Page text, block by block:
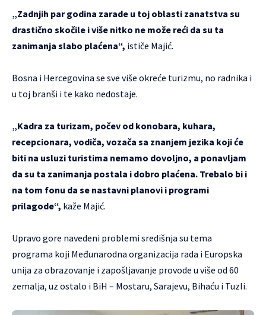
„Zadnjih par godina zarade u toj oblasti zanatstva su
drastično skočile i više nitko ne može reći da su ta
zanimanja slabo plaćena“, ističe Majić.
Bosna i Hercegovina se sve više okreće turizmu, no radnika i
u toj branši i te kako nedostaje.
„Kadra za turizam, počev od konobara, kuhara,
recepcionara, vodiča, vozača sa znanjem jezika koji će
biti na usluzi turistima nemamo dovoljno, a ponavljam
da su ta zanimanja postala i dobro plaćena. Trebalo bi i
na tom fonu da se nastavni planovi i programi
prilagode“, kaže Majić.
Upravo gore navedeni problemi središnja su tema
programa koji Međunarodna organizacija rada i Europska
unija za obrazovanje i zapošljavanje provode u više od 60
zemalja, uz ostalo i BiH – Mostaru, Sarajevu, Bihaću i Tuzli.